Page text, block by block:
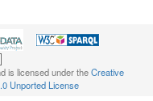
is licensed under theCreative
Unported License